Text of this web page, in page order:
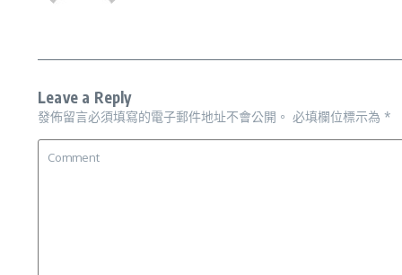
Leave a Reply
發佈留言必須填寫的電子郵件地址不會公開。 必填欄位標示為 *